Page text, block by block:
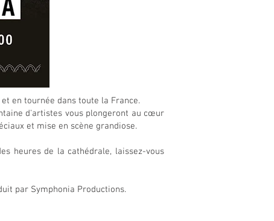
en tournée dans toute la France.
d'artistes vous plongeront au cœur
et mise en scène grandiose.
heures de la cathédrale, laissez-vous
par Symphonia Productions.